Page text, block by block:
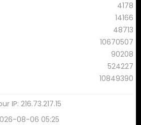
4178
14166
48713
10670507
90208
524227
10849390
IP: 216.73.217.15
08-06 05:25